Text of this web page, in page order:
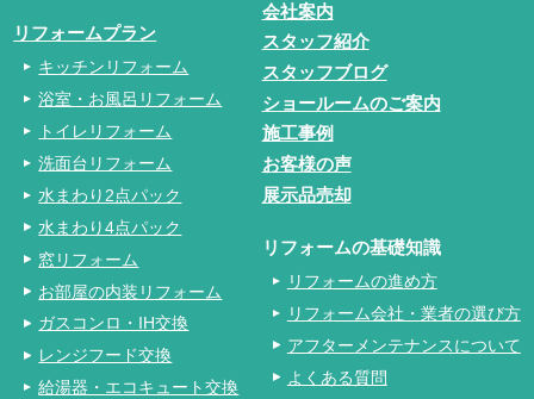
リフォームプラン
キッチンリフォーム
浴室・お風呂リフォーム
トイレリフォーム
洗面台リフォーム
水まわり2点パック
水まわり4点パック
窓リフォーム
お部屋の内装リフォーム
ガスコンロ・IH交換
レンジフード交換
給湯器・エコキュート交換
会社案内
スタッフ紹介
スタッフブログ
ショールームのご案内
施工事例
お客様の声
展示品売却
リフォームの基礎知識
リフォームの進め方
リフォーム会社・業者の選び方
アフターメンテナンスについて
よくある質問